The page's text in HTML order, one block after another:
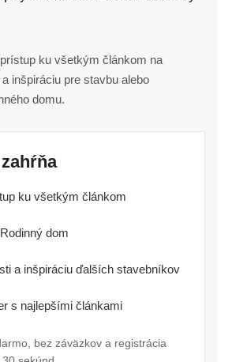
ku všetkým článkom na
inšpiráciu pre stavbu alebo
domu.
ku všetkým článkom
dom
a inšpiráciu ďalších stavebníkov
s najlepšími článkami
bez záväzkov a registrácia